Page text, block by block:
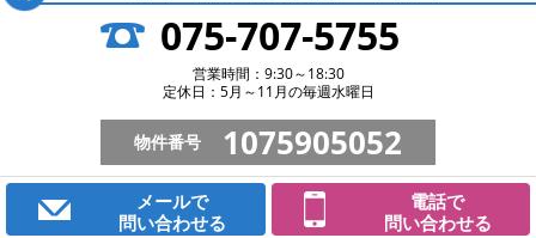
075-707-5755
営業時間：9:30～18:30
定休日：5月～11月の毎週水曜日
物件番号 1075905052
メールで
問い合わせる
電話で
問い合わせる